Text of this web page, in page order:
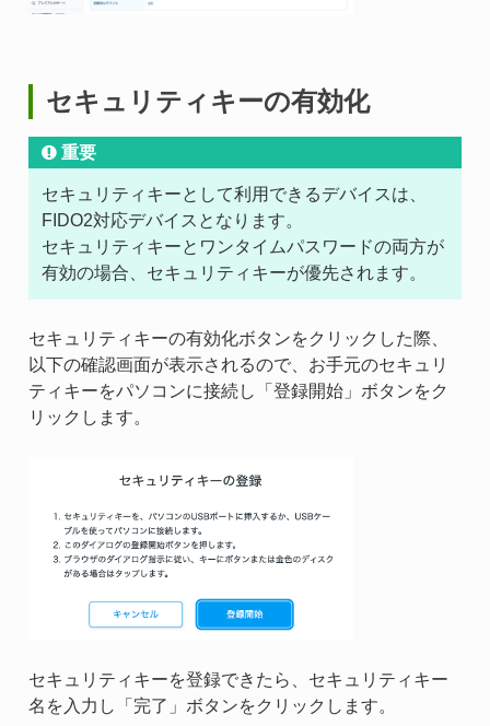
セキュリティキーの有効化
重要
セキュリティキーとして利用できるデバイスは、
FIDO2対応デバイスとなります。
セキュリティキーとワンタイムパスワードの両方が
有効の場合、セキュリティキーが優先されます。
セキュリティキーの有効化ボタンをクリックした際、
以下の確認画面が表示されるので、お手元のセキュリ
ティキーをパソコンに接続し「登録開始」ボタンをク
リックします。
セキュリティキーを登録できたら、セキュリティキー
名を入力し「完了」ボタンをクリックします。